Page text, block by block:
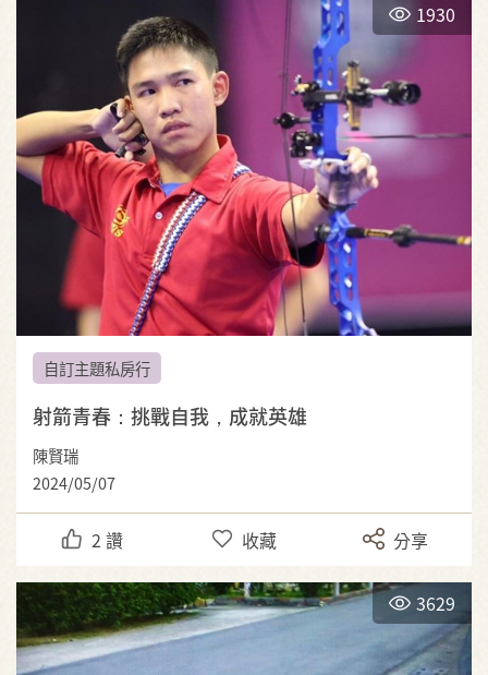
1930
自訂主題私房行
射箭青春：挑戰自我，成就英雄
陳賢瑞
2024/05/07
2 讚 收藏 分享
3629